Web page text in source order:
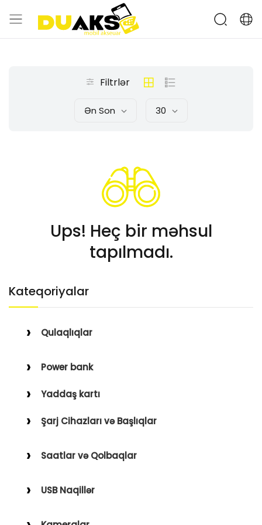
Kateqoriyalar
Qulaqlıqlar
Qulaqüstü
Power bank
Yaddaş kartı
Şarj Cihazları və Başlıqlar
Saatlar və Qolbaqlar
Saat Qolbaqları
USB Naqillər
Filtrlər
Ən Son 30
Ups! Heç bir məhsul
tapılmadı.